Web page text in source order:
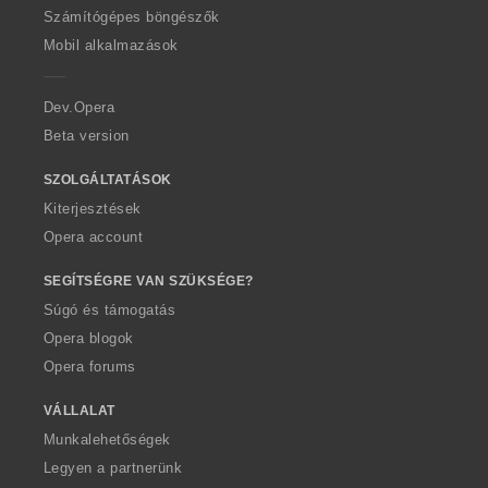
O
p
a
Számítógépes böngészők
Mobil alkalmazások
Dev.Opera
Beta version
SZOLGÁLTATÁSOK
Kiterjesztések
Opera account
SEGÍTSÉGRE VAN SZÜKSÉGE?
Súgó és támogatás
Opera blogok
Opera forums
VÁLLALAT
Munkalehetőségek
Legyen a partnerünk